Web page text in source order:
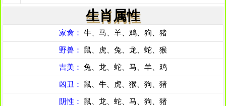
生肖属性
家禽： 牛、马、羊、鸡、狗、猪
野兽： 鼠、虎、兔、龙、蛇、猴
吉美： 兔、龙、蛇、马、羊、鸡
凶丑： 鼠、牛、虎、猴、狗、猪
阴性： 鼠、龙、蛇、马、狗、猪